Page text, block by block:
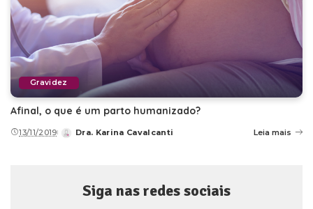
Gravidez
Afinal, o que é um parto humanizado?
13/11/2019
Posted
Dra. Karina Cavalcanti Leia mais
Siga nas redes sociais